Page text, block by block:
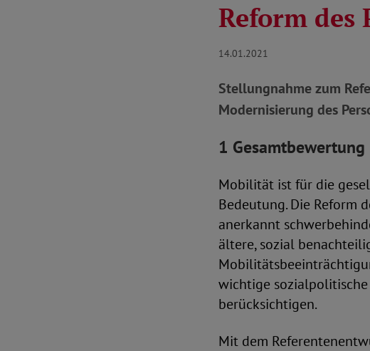
Reform des
14.01.2021
Stellungnahme zum
Modernisierung des
1 Gesamtbewertung
Mobilität ist für die
Bedeutung. Die Reform
anerkannt
ältere, sozial
wichtige sozialpolitische
berücksichtigen.
Mit dem